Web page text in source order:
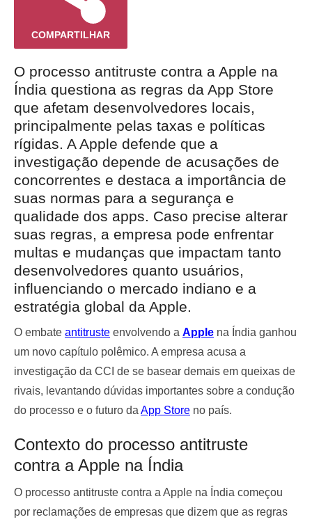
COMPARTILHAR
O processo antitruste contra a Apple na
Índia questiona as regras da App Store
que afetam desenvolvedores locais,
principalmente pelas taxas e políticas
rígidas. A Apple defende que a
investigação depende de acusações de
concorrentes e destaca a importância de
suas normas para a segurança e
qualidade dos apps. Caso precise alterar
suas regras, a empresa pode enfrentar
multas e mudanças que impactam tanto
desenvolvedores quanto usuários,
influenciando o mercado indiano e a
estratégia global da Apple.
O embate antitruste envolvendo a Apple na Índia ganhou
um novo capítulo polêmico. A empresa acusa a
investigação da CCI de se basear demais em queixas de
rivais, levantando dúvidas importantes sobre a condução
do processo e o futuro da App Store no país.
Contexto do processo antitruste
contra a Apple na Índia
O processo antitruste contra a Apple na Índia começou
por reclamações de empresas que dizem que as regras